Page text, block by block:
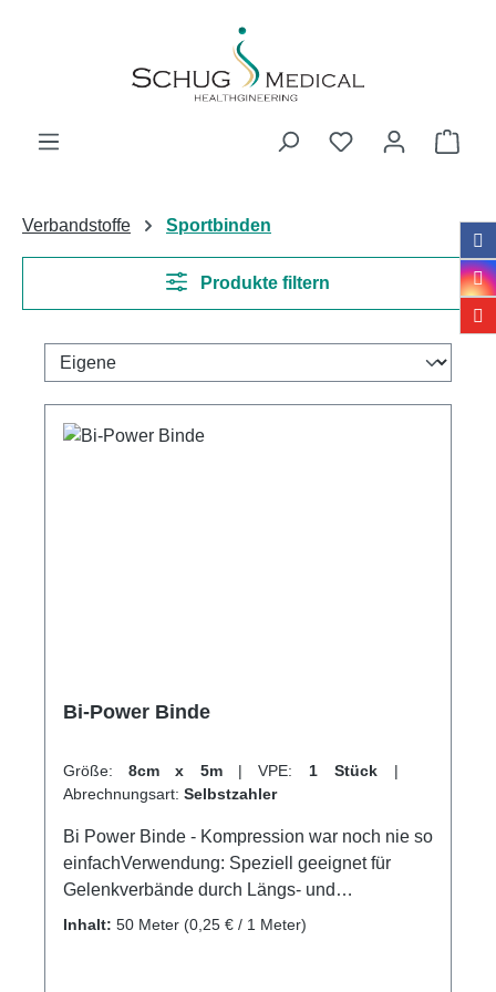
Verbandstoffe Sportbinden
Produkte filtern
Bi-Power Binde
Größe: 8cm x 5m | VPE: 1 Stück |
Abrechnungsart: Selbstzahler
Bi Power Binde - Kompression war noch nie so
einfachVerwendung: Speziell geeignet für
Gelenkverbände durch Längs- und
QuerdehnungFür eine regulierbare
Inhalt: 50 Meter (0,25 € / 1 Meter)